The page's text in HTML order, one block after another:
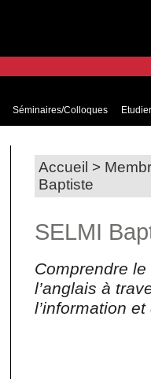
Séminaires/Colloques
Accueil >
Baptiste
SELMI
Comprendre
l’anglais à
l’information